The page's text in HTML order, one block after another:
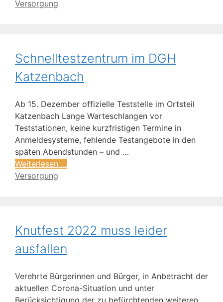
Versorgung
Schnelltestzentrum im DGH
Katzenbach
Ab 15. Dezember offizielle Teststelle im Ortsteil
Katzenbach Lange Warteschlangen vor
Teststationen, keine kurzfristigen Termine in
Anmeldesysteme, fehlende Testangebote in den
späten Abendstunden – und …
Weiterlesen …
Versorgung
Knutfest 2022 muss leider
ausfallen
Verehrte Bürgerinnen und Bürger, in Anbetracht der
aktuellen Corona-Situation und unter